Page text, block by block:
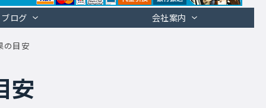
ブログ 会社案内
の目安
安